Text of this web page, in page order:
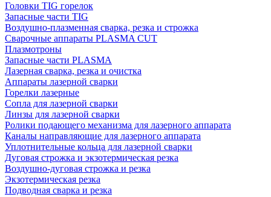
Головки TIG горелок
Запасные части TIG
Воздушно-плазменная сварка, резка и строжка
Сварочные аппараты PLASMA CUT
Плазмотроны
Запасные части PLASMA
Лазерная сварка, резка и очистка
Аппараты лазерной сварки
Горелки лазерные
Сопла для лазерной сварки
Линзы для лазерной сварки
Ролики подающего механизма для лазерного аппарата
Каналы направляющие для лазерного аппарата
Уплотнительные кольца для лазерной сварки
Дуговая строжка и экзотермическая резка
Воздушно-дуговая строжка и резка
Экзотермическая резка
Подводная сварка и резка